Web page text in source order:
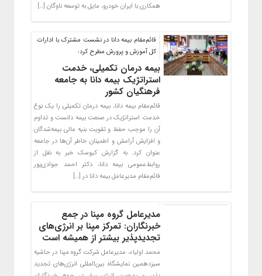
همکاری با ایران خودرو، مایل به توسعه ناوگان […]
قائم‌مقام بیمه دانا در نشست مشترک با ادارات
کل آموزش و پرورش مطرح کرد:
بیمه درمان تکمیلی، خدمت
استراتژیک بیمه دانا به جامعه
فرهنگیان کشور
قائم‌مقام بیمه دانا، بیمه درمان تکمیلی را یک نوع
خدمت استراتژیک در صنعت بیمه دانست و تداوم
آن را موجب حفظ و تقویت بنیه مالی بیمه‌شدگان
و افزایش آرامش و اطمینان خاطر آن‌ها در جامعه
عنوان کرد. به گزارش کیوسک خبر به نقل از
روابط‌عمومی بیمه دانا، دکتر احمد جوادی‌پور
قائم‌مقام مدیرعامل بیمه دانا در […]
مدیرعامل گروه مپنا در جمع
خبرنگاران: تمرکز مپنا بر انرژی‌های
تجدیدپذیر بیشتر از همیشه است
محمد اولیاء، مدیرعامل شرکت گروه مپنا در حاشیه
سیزدهمین نمایشگاه بین‌المللی انرژی‌های تجدید